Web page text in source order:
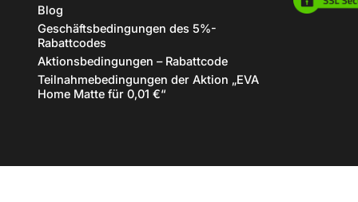
Blog
Geschäftsbedingungen des 5%-
Rabattcodes
Aktionsbedingungen – Rabattcode
Teilnahmebedingungen der Aktion „EVA
Home Matte für 0,01 €“